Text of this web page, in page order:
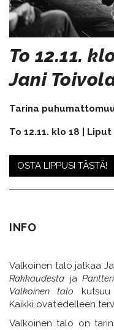
To 12.11.
​​​​Jani
Tarina
To 12.11. klo 18 |
OSTA LIPPUSI TÄSTÄ!
INFO
Valkoinen talo jatkaa
Rakkaudesta ja
Valkoinen talo kutsuu
Kaikki ovat edelleen
Valkoinen talo on